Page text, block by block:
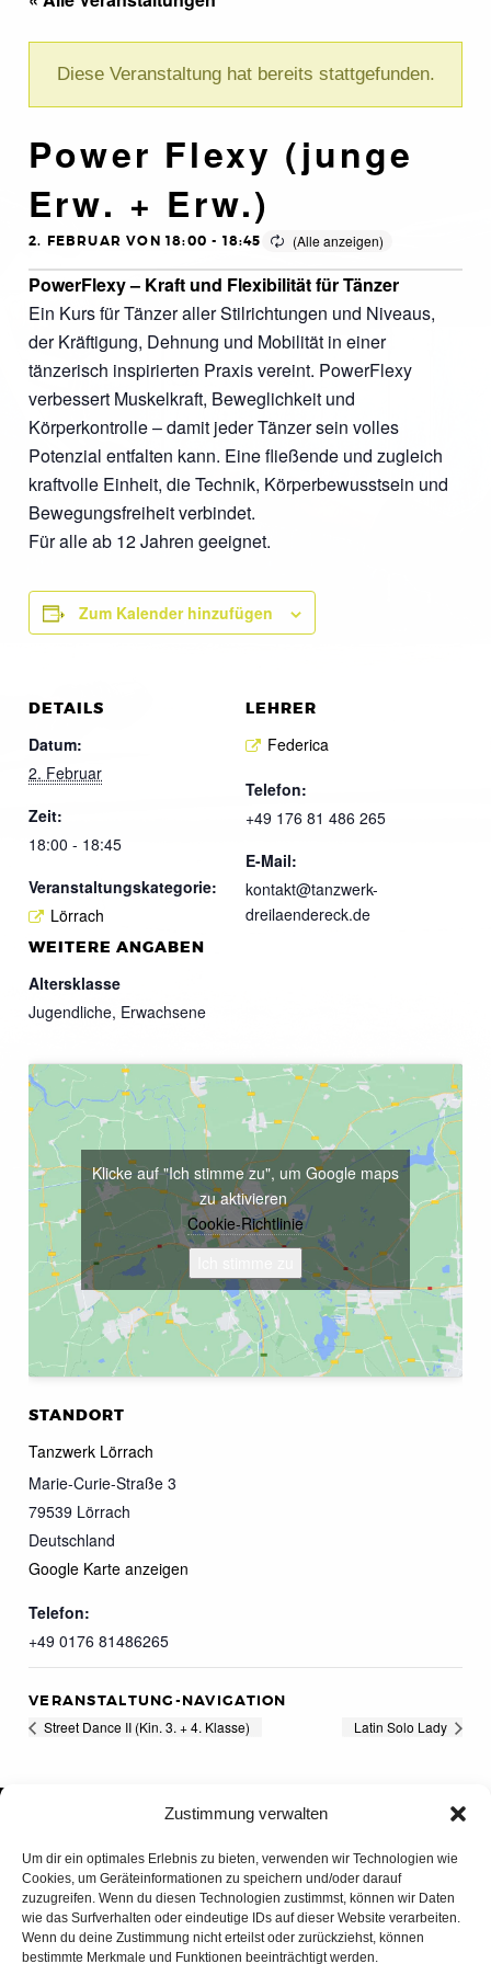
Zustimmung verwalten
Um dir ein optimales Erlebnis zu bieten, verwenden wir Technologien wie
Cookies, um Geräteinformationen zu speichern und/oder darauf
zuzugreifen. Wenn du diesen Technologien zustimmst, können wir Daten
wie das Surfverhalten oder eindeutige IDs auf dieser Website verarbeiten.
Wenn du deine Zustimmung nicht erteilst oder zurückziehst, können
bestimmte Merkmale und Funktionen beeinträchtigt werden.
Diese Veranstaltung hat bereits stattgefunden.
Power Flexy (junge
Erw. + Erw.)
2. FEBRUAR VON 18:00 - 18:45
PowerFlexy – Kraft und Flexibilität für Tänzer
Ein Kurs für Tänzer aller Stilrichtungen und Niveaus,
der Kräftigung, Dehnung und Mobilität in einer
tänzerisch inspirierten Praxis vereint. PowerFlexy
verbessert Muskelkraft, Beweglichkeit und
Körperkontrolle – damit jeder Tänzer sein volles
Potenzial entfalten kann. Eine fließende und zugleich
kraftvolle Einheit, die Technik, Körperbewusstsein und
Bewegungsfreiheit verbindet.
Für alle ab 12 Jahren geeignet.
Zum Kalender hinzufügen
DETAILS
Datum:
2. Februar
Zeit:
18:00 - 18:45
Veranstaltungskategorie:
Lörrach
LEHRER
Federica
Telefon:
+49 176 81 486 265
E-Mail:
kontakt@tanzwerk-
dreilaendereck.de
WEITERE ANGABEN
Altersklasse
Jugendliche, Erwachsene
STANDORT
Tanzwerk Lörrach
Marie-Curie-Straße 3
79539 Lörrach
Deutschland
Google Karte anzeigen
Telefon:
+49 0176 81486265
Klicke auf "Ich stimme zu", um Google maps
zu aktivieren
Cookie-Richtlinie
VERANSTALTUNG-NAVIGATION
Street Dance II (Kin. 3. + 4. Klasse) Latin Solo Lady